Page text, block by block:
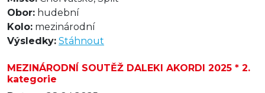
Obor: hudební
Kolo: mezinárodní
Výsledky: Stáhnout
MEZINÁRODNÍ SOUTĚŽ DALEKI AKORDI 2025 * 2.
kategorie